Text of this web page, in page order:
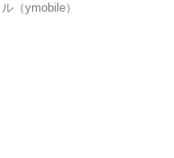
（ymobile）